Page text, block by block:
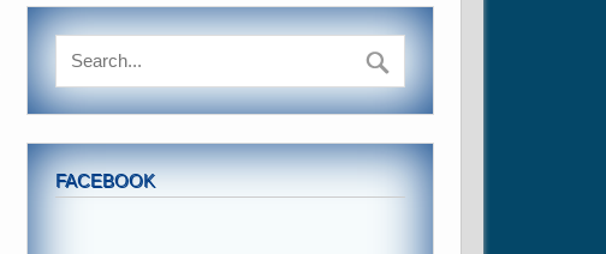
FACEBOOK